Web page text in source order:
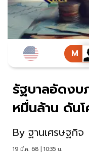
รัฐบาลอัดงบ
หมื่นล้าน ดัน
By ฐานเศรษฐกิจ
19 มี.ค. 68 | 10:35 น.